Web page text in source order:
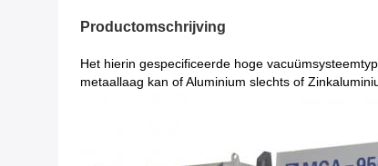
Productomschrijving
Het hierin gespecificeerde hoge
metaallaag kan of Aluminium slechts of